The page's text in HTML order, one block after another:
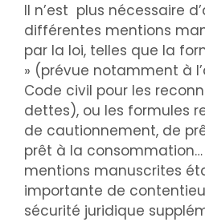
Il n’est plus nécessaire
différentes mentions
par la loi, telles que la
» (prévue notamment à
Code civil pour les
dettes), ou les formules
de cautionnement, de
prêt à la consommation…
mentions manuscrites
importante de
sécurité juridique